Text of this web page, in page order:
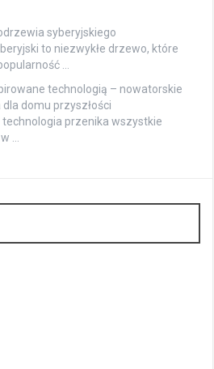
syberyjskiego
to niezwykłe drzewo, które
…
technologią – nowatorskie
domu przyszłości
przenika wszystkie
…